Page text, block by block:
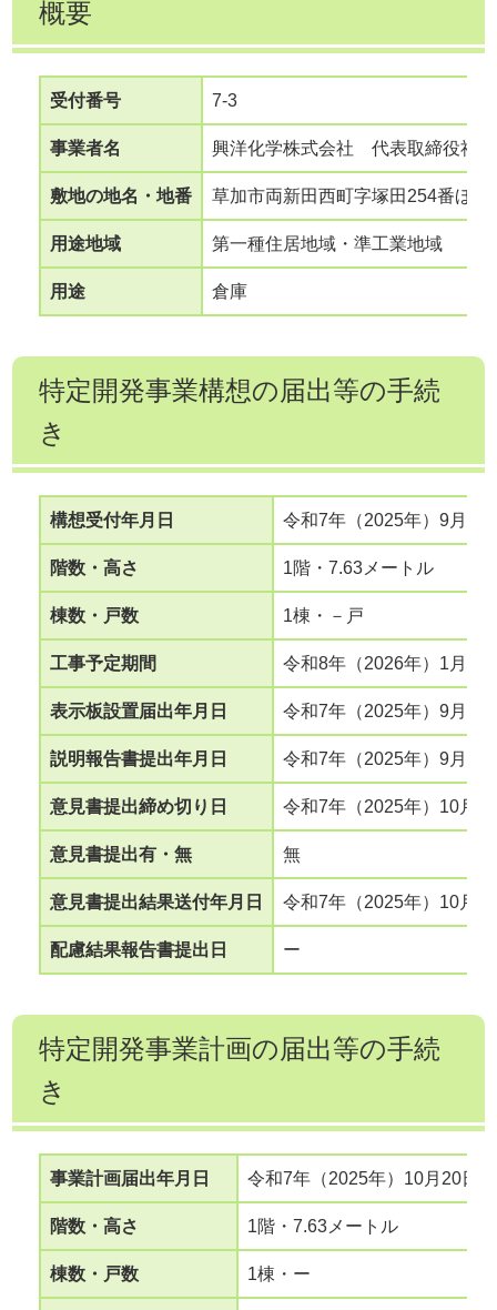
概要
受付番号 7-3
事業者名 興洋化学株式会社 代表取締役
敷地の地名・地番 草加市両新田西町字塚田254番ほか
用途地域 第一種住居地域・準工業地域
用途 倉庫
特定開発事業構想の届出等の手続
き
構想受付年月日 令和7年（2025年）9月2日
階数・高さ 1階・7.63メートル
棟数・戸数 1棟・－戸
工事予定期間 令和8年（2026年）1月か
表示板設置届出年月日 令和7年（2025年）9月8日
説明報告書提出年月日 令和7年（2025年）9月19
意見書提出締め切り日 令和7年（2025年）10月2
意見書提出有・無 無
意見書提出結果送付年月日 令和7年（2025年）10月7
配慮結果報告書提出日 ー
特定開発事業計画の届出等の手続
き
事業計画届出年月日 令和7年（2025年）10月20日
階数・高さ 1階・7.63メートル
棟数・戸数 1棟・ー